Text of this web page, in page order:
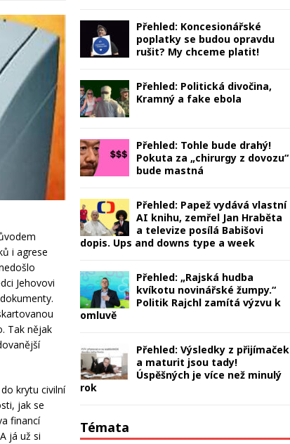
i agrese
Jehovovi
Tak nějak
krytu civilní
jak se
financí
já už si
Přehled: Koncesionářské
poplatky se budou opravdu
rušit? My chceme platit!
Přehled: Politická divočina,
Kramný a fake ebola
Přehled: Tohle bude drahý!
Pokuta za „chirurgy z dovozu“
bude mastná
Přehled: Papež vydává vlastní
AI knihu, zemřel Jan Hraběta
a televize posílá Babišovi
dopis. Ups and downs type a week
Přehled: „Rajská hudba
kvíkotu novinářské žumpy.“
Politik Rajchl zamítá výzvu k
omluvě
Přehled: Výsledky z přijímaček
a maturit jsou tady!
Úspěšných je více než minulý
rok
Témata